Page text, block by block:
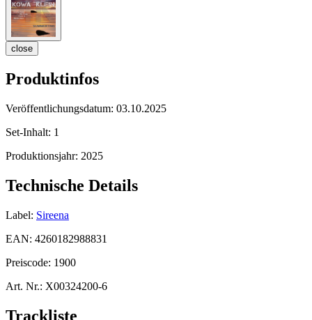
close
Produktinfos
Veröffentlichungsdatum: 03.10.2025
Set-Inhalt: 1
Produktionsjahr: 2025
Technische Details
Label: Sireena
EAN: 4260182988831
Preiscode: 1900
Art. Nr.: X00324200-6
Trackliste